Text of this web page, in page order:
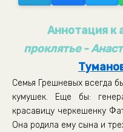
Аннотация к
проклятье -
Семья Грешневых всегда
кумушек. Еще бы:
красавицу черкешенку
Она родила ему сына и